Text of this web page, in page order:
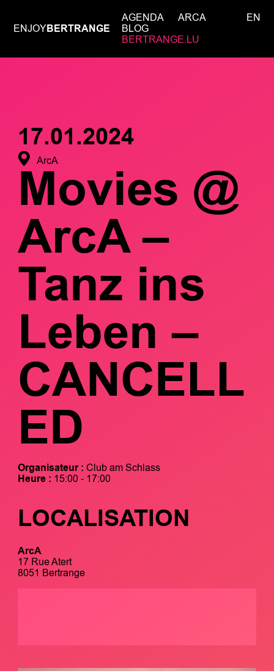
ENJOYBERTRANGE
AGENDA
ARCA
BLOG
BERTRANGE.LU
EN
17.01.2024
ArcA
Movies @
ArcA –
Tanz ins
Leben –
CANCELL
ED
Organisateur : Club am Schlass
Heure : 15:00 - 17:00
LOCALISATION
ArcA
17 Rue Atert
8051 Bertrange